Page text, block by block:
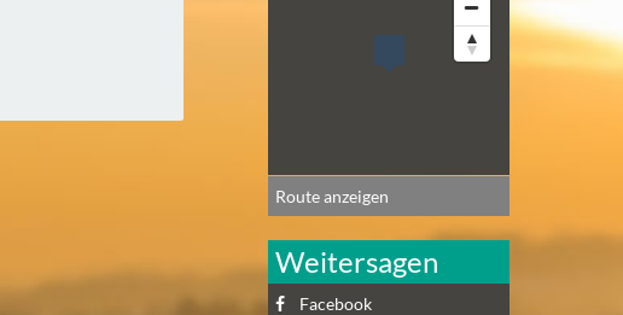
Route anzeigen
Weitersagen
Facebook